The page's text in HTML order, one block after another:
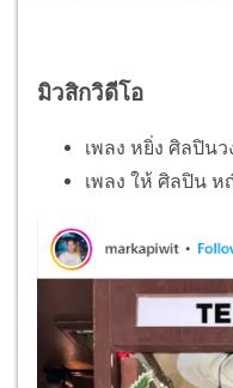
มิวสิกวิดีโอ
เพลง หยิ่ง ศิลปินว
เพลง ให้ ศิลปิน